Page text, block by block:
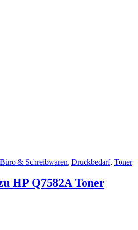
Büro & Schreibwaren, Druckbedarf, Toner
HP Q7582A Toner